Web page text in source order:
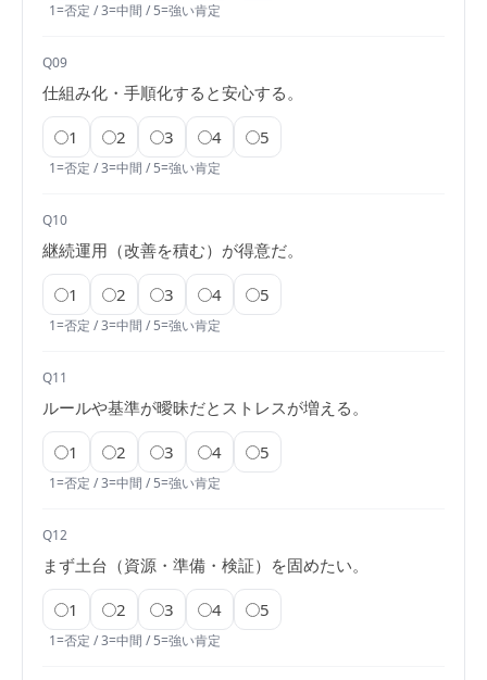
1=否定 / 3=中間 / 5=強い肯定
Q09
仕組み化・手順化すると安心する。
1 2 3 4 5
1=否定 / 3=中間 / 5=強い肯定
Q10
継続運用（改善を積む）が得意だ。
1 2 3 4 5
1=否定 / 3=中間 / 5=強い肯定
Q11
ルールや基準が曖昧だとストレスが増える。
1 2 3 4 5
1=否定 / 3=中間 / 5=強い肯定
Q12
まず土台（資源・準備・検証）を固めたい。
1 2 3 4 5
1=否定 / 3=中間 / 5=強い肯定